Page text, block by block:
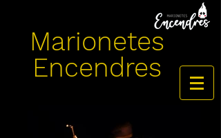
Marionetes
Encendres